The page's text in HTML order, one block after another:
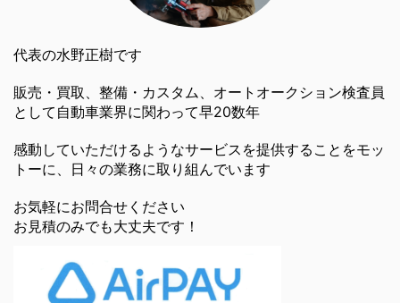
代表の水野正樹です
販売・買取、整備・カスタム、オートオークション検査員
として自動車業界に関わって早20数年
感動していただけるようなサービスを提供することをモッ
トーに、日々の業務に取り組んでいます
お気軽にお問合せください
お見積のみでも大丈夫です！